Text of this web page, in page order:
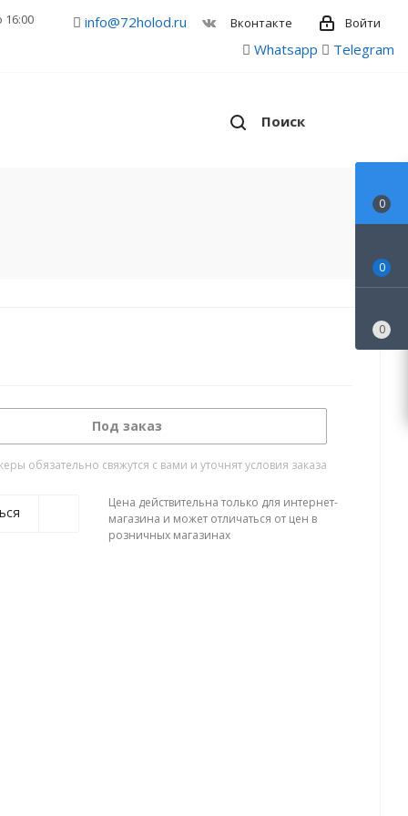
16:00 Войти
Вконтакте
info@72holod.ru
Whatsapp
Telegram
Поиск
Под заказ
обязательно свяжутся с вами и уточнят условия заказа
Цена действительна только для интернет-
магазина и может отличаться от цен в
розничных магазинах
0
0
0